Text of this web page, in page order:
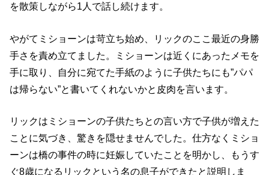
を散策しながら1人で話し続けます。
やがてミショーンは苛立ち始め、リックのここ最近の身勝
手さを責め立てました。ミショーンは近くにあったメモを
手に取り、自分に宛てた手紙のように子供たちにも”パパ
は帰らない”と書いてくれないかと皮肉を言います。
リックはミショーンの子供たちとの言い方で子供が増えた
ことに気づき、驚きを隠せませんでした。仕方なくミショ
ーンは橋の事件の時に妊娠していたことを明かし、もうす
ぐ8歳になるリックという名の息子ができたと説明しま